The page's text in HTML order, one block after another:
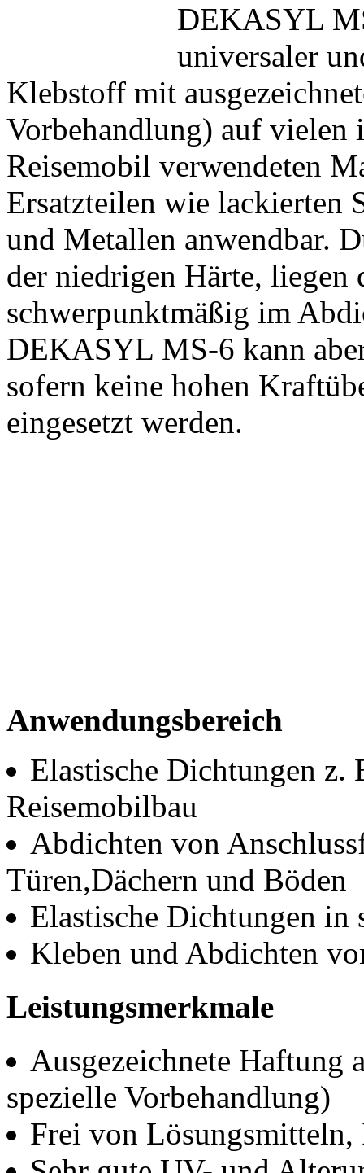
DEKASYL
universaler
Klebstoff mit
Vorbehandlung) auf vielen
Reisemobil verwendeten
Ersatzteilen wie lackierten
und Metallen anwendbar.
der niedrigen Härte, liegen
schwerpunktmäßig im
DEKASYL MS-6 kann
sofern keine hohen
eingesetzt werden.
Anwendungsbereich
Elastische Dichtungen z.
Reisemobilbau
Abdichten von
Türen,Dächern und Böden
Elastische Dichtungen in
Kleben und Abdichten
Leistungsmerkmale
Ausgezeichnete Haftung
spezielle Vorbehandlung)
Frei von